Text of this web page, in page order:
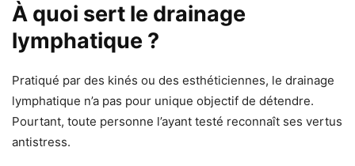
À quoi sert le drainage
lymphatique ?
Pratiqué par des kinés ou des esthéticiennes, le drainage
lymphatique n’a pas pour unique objectif de détendre.
Pourtant, toute personne l’ayant testé reconnaît ses vertus
antistress.